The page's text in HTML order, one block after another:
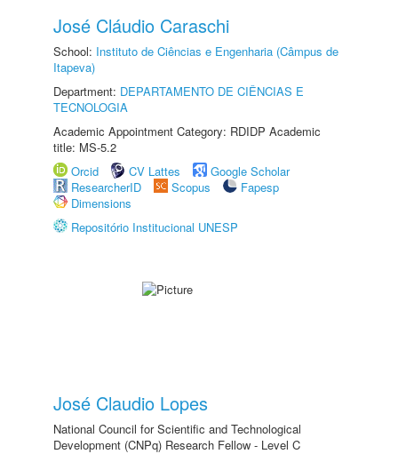
José Cláudio Caraschi
School: Instituto de Ciências e Engenharia (Câmpus de
Itapeva)
Department: DEPARTAMENTO DE CIÊNCIAS E
TECNOLOGIA
Academic Appointment Category: RDIDP Academic
title: MS-5.2
Orcid
CV Lattes
Google Scholar
ResearcherID
Scopus
Fapesp
Dimensions
Repositório Institucional UNESP
José Claudio Lopes
National Council for Scientific and Technological
Development (CNPq) Research Fellow - Level C